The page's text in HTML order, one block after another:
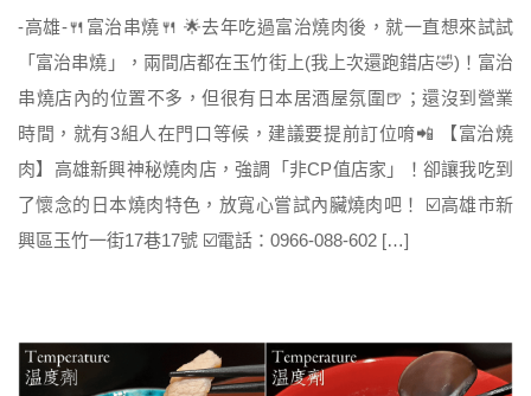
-高雄-🍴富治串燒🍴 🌟去年吃過富治燒肉後，就一直想來試試
「富治串燒」，兩間店都在玉竹街上(我上次還跑錯店🤣)！富治
串燒店內的位置不多，但很有日本居酒屋氛圍🍺；還沒到營業
時間，就有3組人在門口等候，建議要提前訂位唷📲 【富治燒
肉】高雄新興神秘燒肉店，強調「非CP值店家」！卻讓我吃到
了懷念的日本燒肉特色，放寬心嘗試內臟燒肉吧！ ☑️高雄市新
興區玉竹一街17巷17號 ☑️電話：0966-088-602 […]